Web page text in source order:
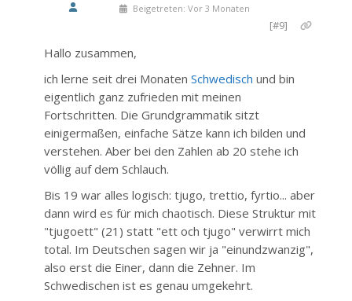
Beigetreten: Vor 3 Monaten
[#9]
Hallo zusammen,
ich lerne seit drei Monaten Schwedisch und bin
eigentlich ganz zufrieden mit meinen
Fortschritten. Die Grundgrammatik sitzt
einigermaßen, einfache Sätze kann ich bilden und
verstehen. Aber bei den Zahlen ab 20 stehe ich
völlig auf dem Schlauch.
Bis 19 war alles logisch: tjugo, trettio, fyrtio... aber
dann wird es für mich chaotisch. Diese Struktur mit
"tjugoett" (21) statt "ett och tjugo" verwirrt mich
total. Im Deutschen sagen wir ja "einundzwanzig",
also erst die Einer, dann die Zehner. Im
Schwedischen ist es genau umgekehrt.